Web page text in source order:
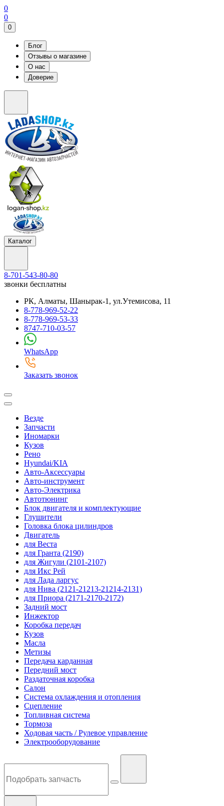
0
0
0
Блог
Отзывы о магазине
О нас
Доверие
Каталог
8-701-543-80-80
звонки бесплатны
РК, Алматы, Шанырак-1, ул.Утемисова, 11
8-778-969-52-22
8-778-969-53-33
8747-710-03-57
WhatsApp
Заказать звонок
Везде
Запчасти
Иномарки
Кузов
Рено
Hyundai/KIA
Авто-Аксессуары
Авто-инструмент
Авто-Электрика
Автотюнинг
Блок двигателя и комплектующие
Глушители
Головка блока цилиндров
Двигатель
для Веста
для Гранта (2190)
для Жигули (2101-2107)
для Икс Рей
для Лада ларгус
для Нива (2121-21213-21214-2131)
для Приора (2171-2170-2172)
Задний мост
Инжектор
Коробка передач
Кузов
Масла
Метизы
Передача карданная
Передний мост
Раздаточная коробка
Салон
Система охлаждения и отопления
Сцепление
Топливная система
Тормоза
Ходовая часть / Рулевое управление
Электрооборудование